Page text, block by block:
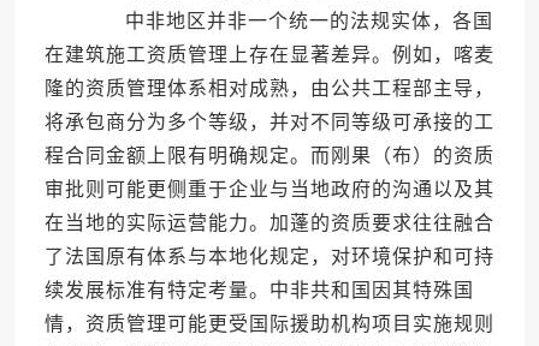
中非地区并非一个统一的法规实体，各国
在建筑施工资质管理上存在显著差异。例如，喀麦
隆的资质管理体系相对成熟，由公共工程部主导，
将承包商分为多个等级，并对不同等级可承接的工
程合同金额上限有明确规定。而刚果（布）的资质
审批则可能更侧重于企业与当地政府的沟通以及其
在当地的实际运营能力。加蓬的资质要求往往融合
了法国原有体系与本地化规定，对环境保护和可持
续发展标准有特定考量。中非共和国因其特殊国
情，资质管理可能更受国际援助机构项目实施规则